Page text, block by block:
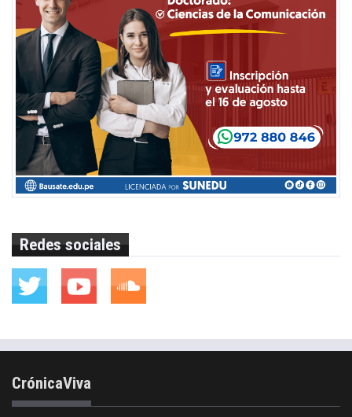
Redes sociales
CrónicaViva